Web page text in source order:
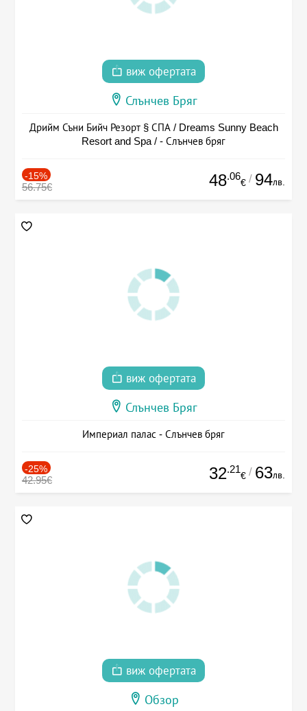
виж офертата
Слънчев Бряг
Дрийм Съни Бийч Резорт § СПА / Dreams Sunny Beach
Resort and Spa / - Слънчев бряг
-15%
56.75€ 48.06
€ / 94лв.
виж офертата
Слънчев Бряг
Империал палас - Слънчев бряг
-25%
42.95€ 32.21
€ / 63лв.
виж офертата
Обзор